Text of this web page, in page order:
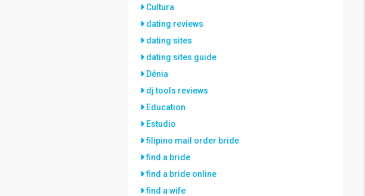
Cultura
dating reviews
dating sites
dating sites guide
Dénia
dj tools reviews
Education
Estudio
filipino mail order bride
find a bride
find a bride online
find a wife